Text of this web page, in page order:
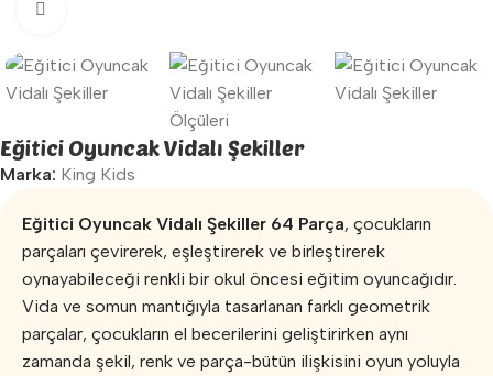
Eğitici Oyuncak Vidalı Şekiller
Marka: King Kids
Eğitici Oyuncak Vidalı Şekiller 64 Parça, çocukların
parçaları çevirerek, eşleştirerek ve birleştirerek
oynayabileceği renkli bir okul öncesi eğitim oyuncağıdır.
Vida ve somun mantığıyla tasarlanan farklı geometrik
parçalar, çocukların el becerilerini geliştirirken aynı
zamanda şekil, renk ve parça-bütün ilişkisini oyun yoluyla